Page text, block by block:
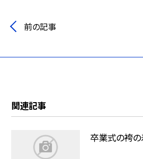
前の記事
関連記事
卒業式の袴